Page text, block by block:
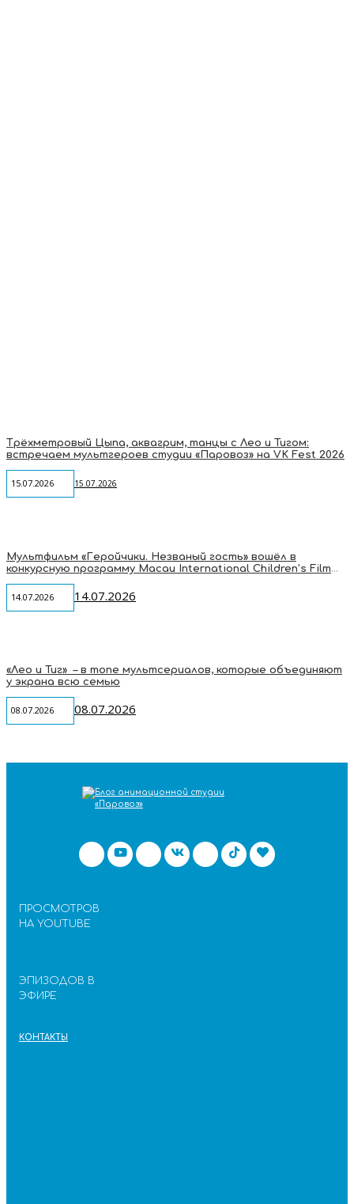
Трёхметровый Цыпа, аквагрим, танцы с Лео и Тигом:
встречаем мультгероев студии «Паровоз» на VK Fest 2026
15.07.2026 15.07.2026
Мультфильм «Геройчики. Незваный гость» вошёл в
конкурсную программу Macau International Children’s Film
14.07.2026 14.07.2026
«Лео и Тиг» – в топе мультсериалов, которые объединяют
у экрана всю семью
08.07.2026 08.07.2026
ПРОСМОТРОВ
НА YOUTUBE
ЭПИЗОДОВ В
ЭФИРЕ
КОНТАКТЫ